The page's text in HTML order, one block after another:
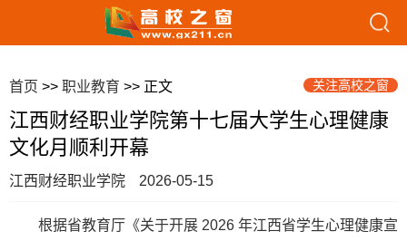
首页 >> 职业教育 >> 正文 关注高校之窗
江西财经职业学院第十七届大学生心理健康
文化月顺利开幕
江西财经职业学院 2026-05-15
根据省教育厅《关于开展 2026 年江西省学生心理健康宣